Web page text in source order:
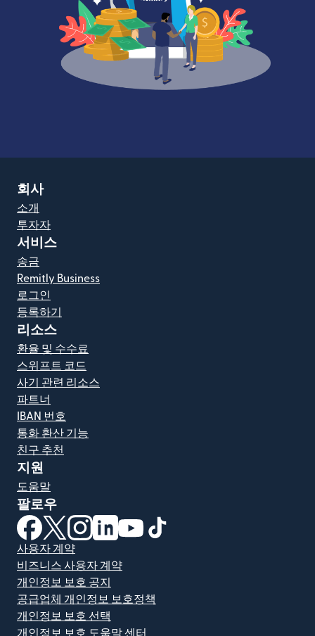
회사
소개
투자자
서비스
송금
Remitly Business
로그인
등록하기
리소스
환율 및 수수료
스위프트 코드
사기 관련 리소스
파트너
IBAN 번호
통화 환산 기능
친구 추천
지원
도움말
팔로우
(새 창에서 열림)
(새 창에서 열림)
(새 창에서 열림)
(새 창에서 열림)
(새 창에서 열림)
사용자 계약
비즈니스 사용자 계약
개인정보 보호 공지
공급업체 개인정보 보호정책
개인정보 보호 선택
개인정보 보호 도움말 센터